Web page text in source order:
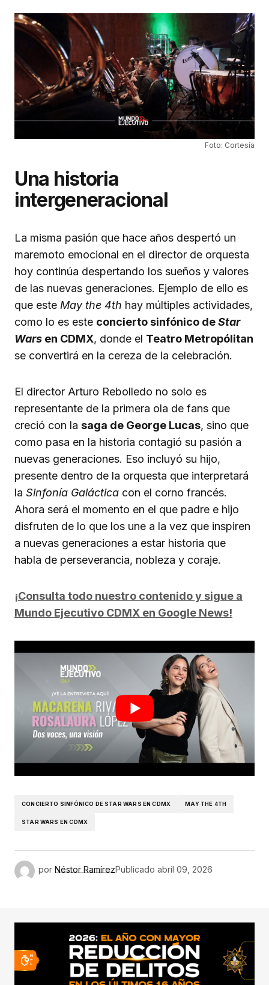
Foto: Cortesía
Una historia
intergeneracional
La misma pasión que hace años despertó un
maremoto emocional en el director de orquesta
hoy continúa despertando los sueños y valores
de las nuevas generaciones. Ejemplo de ello es
que este May the 4th hay múltiples actividades,
como lo es este concierto sinfónico deStar
Wars en CDMX, donde el Teatro Metropólitan
se convertirá en la cereza de la celebración.
El director Arturo Rebolledo no solo es
representante de la primera ola de fans que
creció con la saga de George Lucas, sino que
como pasa en la historia contagió su pasión a
nuevas generaciones. Eso incluyó su hijo,
presente dentro de la orquesta que interpretará
la Sinfonía Galáctica con el corno francés.
Ahora será el momento en el que padre e hijo
disfruten de lo que los une a la vez que inspiren
a nuevas generaciones a estar historia que
habla de perseverancia, nobleza y coraje.
¡Consulta todo nuestro contenido y sigue a
Mundo Ejecutivo CDMX en Google News!
CONCIERTO SINFÓNICO DE STAR WARS EN CDMX MAY THE 4TH
STAR WARS EN CDMX
por Néstor RamírezPublicado abril 09, 2026